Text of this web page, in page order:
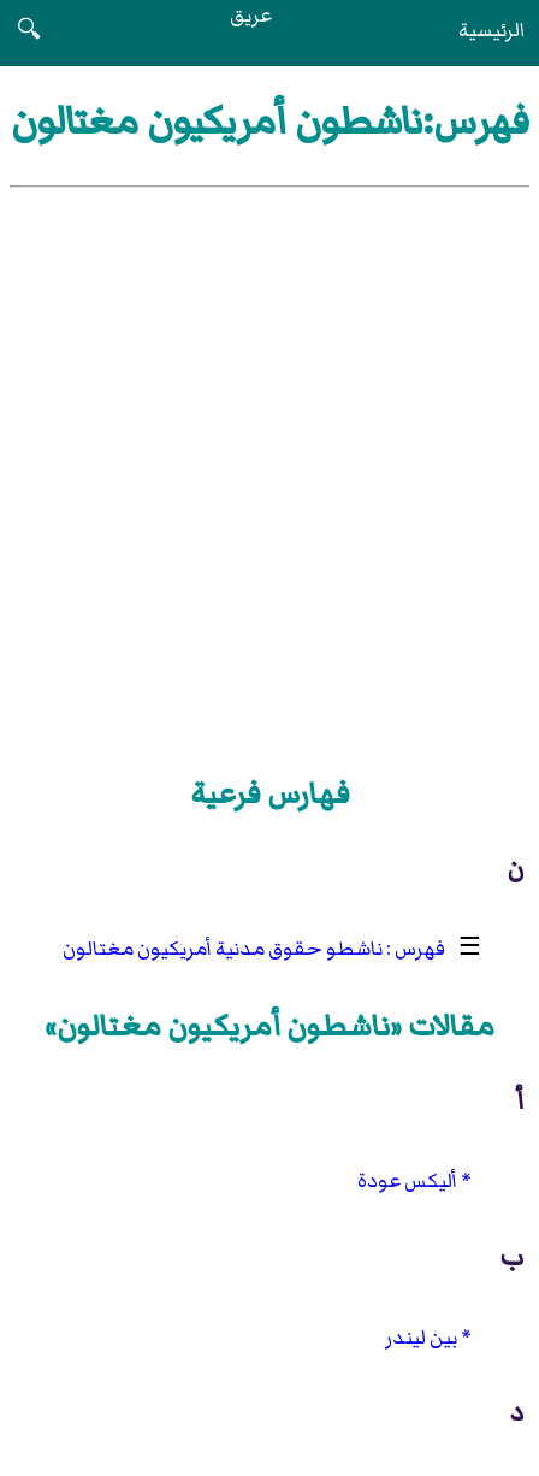
الرئيسية عريق
🔍
فهرس:ناشطون أمريكيون مغتالون
فهارس فرعية
ن
☰ ناشطو حقوق مدنية أمريكيون مغتالون
مقالات «ناشطون أمريكيون مغتالون»
أ
أليكس عودة
ب
بين ليندر
د